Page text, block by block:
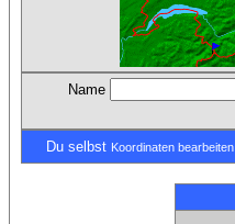
Name
Du selbst Koordinaten bearbeiten